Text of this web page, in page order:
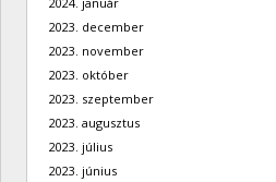
2023. december
2023. november
2023. október
2023. szeptember
2023. augusztus
2023. július
2023. június